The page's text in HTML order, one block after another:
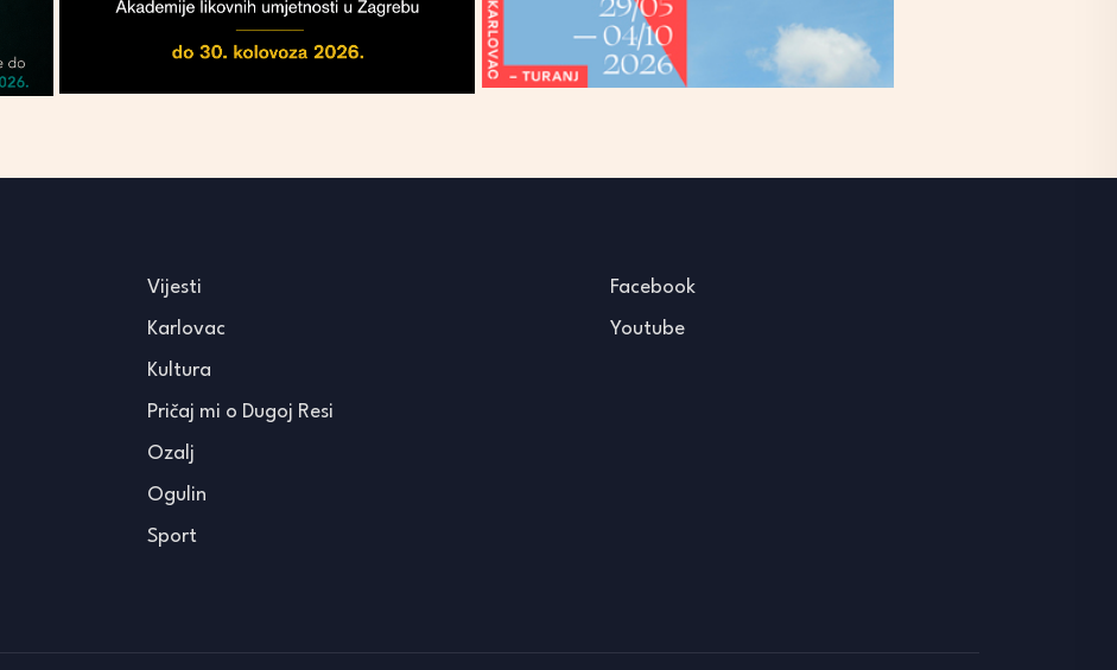
Vijesti
Karlovac
Kultura
Pričaj mi o Dugoj Resi
Ozalj
Ogulin
Sport
Facebook
Youtube